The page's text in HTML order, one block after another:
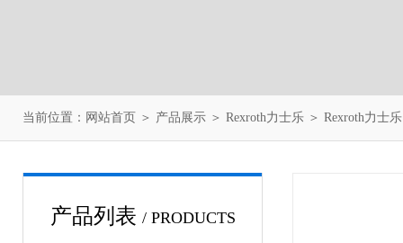
当前位置： 网站首页 ＞ 产品展示 ＞ Rexroth力士乐 ＞ Rexroth力士
产品列表 / PRODUCTS